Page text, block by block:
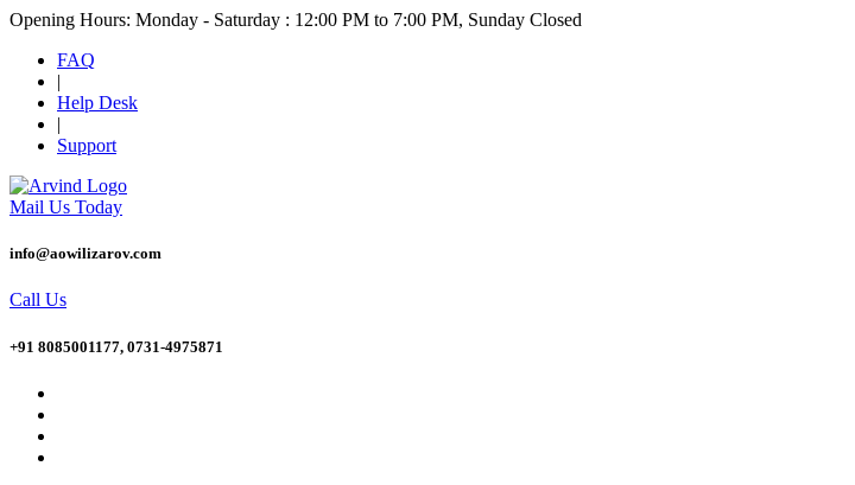
Opening Hours: Monday - Saturday : 12:00 PM to 7:00 PM, Sunday Closed
FAQ
|
Help Desk
|
Support
Mail Us Today
info@aowilizarov.com
Call Us
+91 8085001177, 0731-4975871